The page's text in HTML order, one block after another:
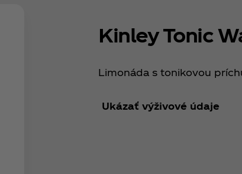
Kinley Tonic
Limonáda s tonikovou
Ukázať výživové údaje